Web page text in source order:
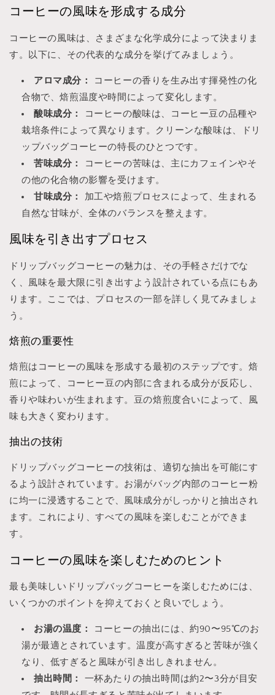
コーヒーの風味を形成する成分
コーヒーの風味は、さまざまな化学成分によって決まりま
す。以下に、その代表的な成分を挙げてみましょう。
アロマ成分：
コーヒーの香りを生み出す揮発性の化
合物で、焙煎温度や時間によって変化します。
酸味成分：
コーヒーの酸味は、コーヒー豆の品種や
栽培条件によって異なります。クリーンな酸味は、ドリ
ップバッグコーヒーの特長のひとつです。
苦味成分：
コーヒーの苦味は、主にカフェインやそ
の他の化合物の影響を受けます。
甘味成分：
加工や焙煎プロセスによって、生まれる
自然な甘味が、全体のバランスを整えます。
風味を引き出すプロセス
ドリップバッグコーヒーの魅力は、その手軽さだけでな
く、風味を最大限に引き出すよう設計されている点にもあ
ります。ここでは、プロセスの一部を詳しく見てみましょ
う。
焙煎の重要性
焙煎はコーヒーの風味を形成する最初のステップです。焙
煎によって、コーヒー豆の内部に含まれる成分が反応し、
香りや味わいが生まれます。豆の焙煎度合いによって、風
味も大きく変わります。
抽出の技術
ドリップバッグコーヒーの技術は、適切な抽出を可能にす
るよう設計されています。お湯がバッグ内部のコーヒー粉
に均一に浸透することで、風味成分がしっかりと抽出され
ます。これにより、すべての風味を楽しむことができま
す。
コーヒーの風味を楽しむためのヒント
最も美味しいドリップバッグコーヒーを楽しむためには、
いくつかのポイントを抑えておくと良いでしょう。
お湯の温度：
コーヒーの抽出には、約90〜95℃のお
湯が最適とされています。温度が高すぎると苦味が強く
なり、低すぎると風味が引き出しきれません。
抽出時間：
一杯あたりの抽出時間は約2〜3分が目安